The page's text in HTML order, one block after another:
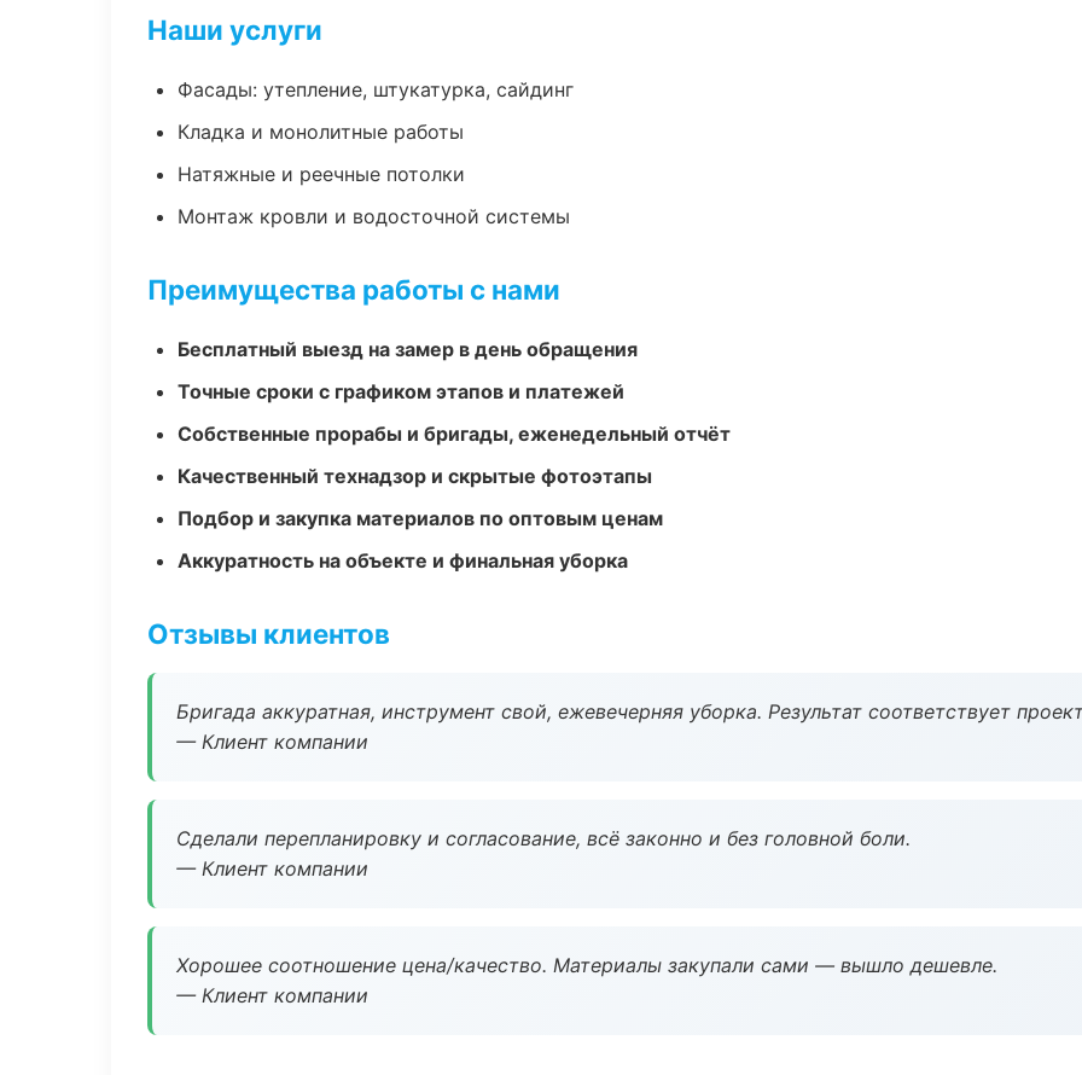
Наши услуги
Фасады: утепление, штукатурка, сайдинг
Кладка и монолитные работы
Натяжные и реечные потолки
Монтаж кровли и водосточной системы
Преимущества работы с нами
Бесплатный выезд на замер в день обращения
Точные сроки с графиком этапов и платежей
Собственные прорабы и бригады, еженедельный отчёт
Качественный технадзор и скрытые фотоэтапы
Подбор и закупка материалов по оптовым ценам
Аккуратность на объекте и финальная уборка
Отзывы клиентов
Бригада аккуратная, инструмент свой, ежевечерняя уборка. Результат соответствует
— Клиент компании
Сделали перепланировку и согласование, всё законно и без головной боли.
— Клиент компании
Хорошее соотношение цена/качество. Материалы закупали сами — вышло дешевле.
— Клиент компании